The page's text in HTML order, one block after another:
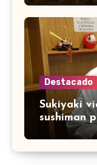
Destacado
Sukiyaki
sushiman